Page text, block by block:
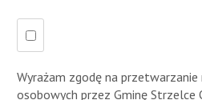
Wyrażam zgodę na przetwarzanie
osobowych przez Gminę Strzelce